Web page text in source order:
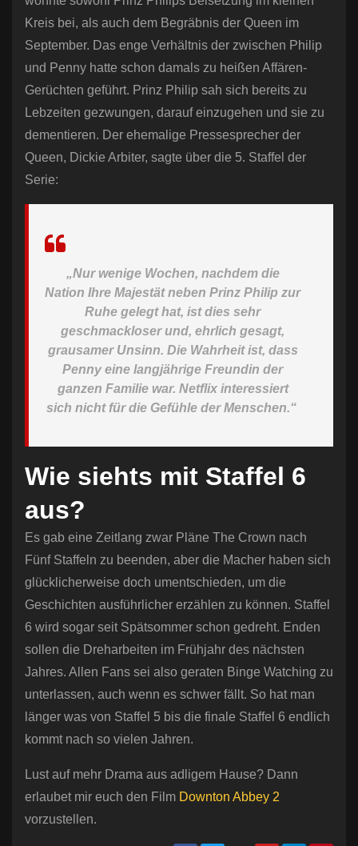
Kreis bei, als auch dem Begräbnis der Queen im
September. Das enge Verhältnis der zwischen Philip
und Penny hatte schon damals zu heißen Affären-
Gerüchten geführt. Prinz Philip sah sich bereits zu
Lebzeiten gezwungen, darauf einzugehen und sie zu
dementieren. Der ehemalige Pressesprecher der
Queen, Dickie Arbiter, sagte über die 5. Staffel der
Serie:
„Nur wenige Wochen, nachdem die
Nation Ihre Majestät neben Prinz Philip zur
Ruhe gelegt hat, ist dies sehr
geschmackloser und, ehrlich gesagt,
grausamer Unsinn. Die Wahrheit ist, dass
Penny eine langjährige Freundin der
ganzen Familie war. Netflix interessiert
sich nicht für die Gefühle der Menschen.“
Wie siehts mit Staffel 6
aus?
Es gab eine Zeitlang zwar Pläne The Crown nach
Fünf Staffeln zu beenden, aber die Macher haben sich
glücklicherweise doch umentschieden, um die
Geschichten ausführlicher erzählen zu können. Staffel
6 wird sogar seit Spätsommer schon gedreht. Enden
sollen die Dreharbeiten im Frühjahr des nächsten
Jahres. Allen Fans sei also geraten Binge Watching zu
unterlassen, auch wenn es schwer fällt. So hat man
länger was von Staffel 5 bis die finale Staffel 6 endlich
kommt nach so vielen Jahren.
Lust auf mehr Drama aus adligem Hause? Dann
erlaubet mir euch den Film Downton Abbey 2
vorzustellen.